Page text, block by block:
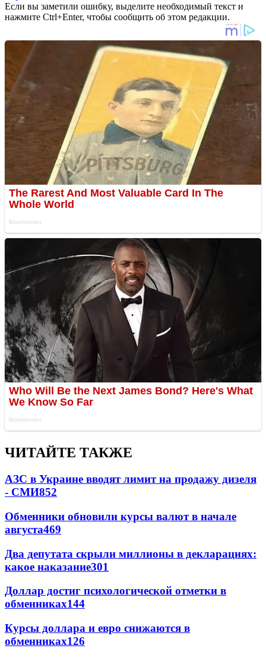
Если вы заметили ошибку, выделите необходимый текст и
нажмите Ctrl+Enter, чтобы сообщить об этом редакции.
ЧИТАЙТЕ ТАКЖЕ
АЗС в Украине вводят лимит на продажу дизеля
- СМИ852
Обменники обновили курсы валют в начале
августа469
Два депутата скрыли миллионы в декларациях:
какое наказание301
Доллар достиг психологической отметки в
обменниках144
Курсы доллара и евро снижаются в
обменниках126